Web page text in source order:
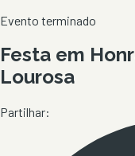
Evento terminado
Festa em
Lourosa
Partilhar: